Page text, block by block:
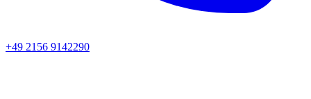
+49 2156 9142290